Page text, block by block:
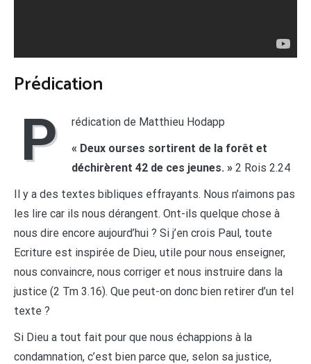
Prédication
P
rédication de Matthieu Hodapp
« Deux ourses sortirent de la forêt et
déchirèrent 42 de ces jeunes. » 2 Rois 2.24
Il y a des textes bibliques effrayants. Nous n’aimons pas
les lire car ils nous dérangent. Ont-ils quelque chose à
nous dire encore aujourd’hui ? Si j’en crois Paul, toute
Ecriture est inspirée de Dieu, utile pour nous enseigner,
nous convaincre, nous corriger et nous instruire dans la
justice (2 Tm 3.16). Que peut-on donc bien retirer d’un tel
texte ?
Si Dieu a tout fait pour que nous échappions à la
condamnation, c’est bien parce que, selon sa justice,